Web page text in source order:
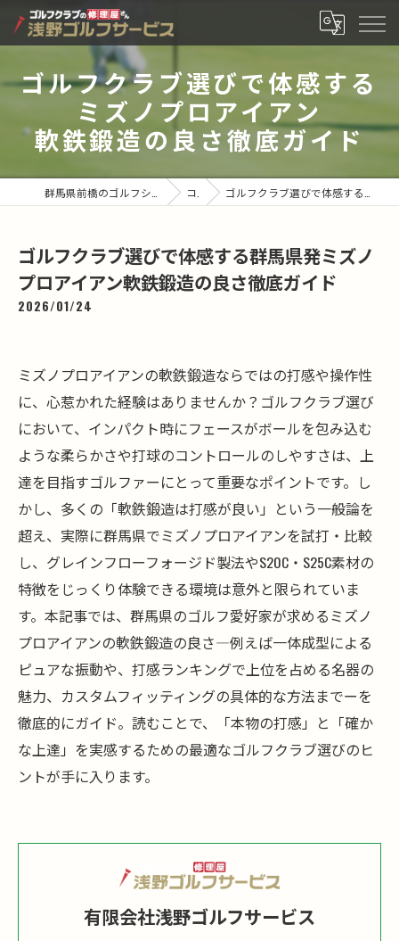
ゴルフクラブ選びで体感する
ミズノプロアイアン
軟鉄鍛造の良さ徹底ガイド
コラム ゴルフクラブ選びで体感する群馬県発ミズノプロアイアン軟鉄鍛造の良さ徹底ガイド
ゴルフクラブ選びで体感する群馬県発ミズノ
プロアイアン軟鉄鍛造の良さ徹底ガイド
2026/01/24
ミズノプロアイアンの軟鉄鍛造ならではの打感や操作性
に、心惹かれた経験はありませんか？ゴルフクラブ選び
において、インパクト時にフェースがボールを包み込む
ような柔らかさや打球のコントロールのしやすさは、上
達を目指すゴルファーにとって重要なポイントです。し
かし、多くの「軟鉄鍛造は打感が良い」という一般論を
超え、実際に群馬県でミズノプロアイアンを試打・比較
し、グレインフローフォージド製法やS20C・S25C素材の
特徴をじっくり体験できる環境は意外と限られていま
す。本記事では、群馬県のゴルフ愛好家が求めるミズノ
プロアイアンの軟鉄鍛造の良さ―例えば一体成型による
ピュアな振動や、打感ランキングで上位を占める名器の
魅力、カスタムフィッティングの具体的な方法までーを
徹底的にガイド。読むことで、「本物の打感」と「確か
な上達」を実感するための最適なゴルフクラブ選びのヒ
ントが手に入ります。
有限会社浅野ゴルフサービス